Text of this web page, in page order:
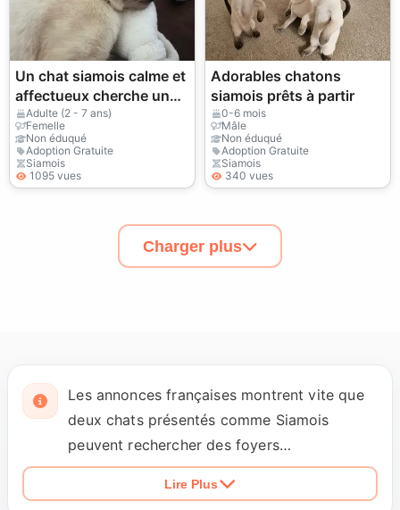
Un chat siamois calme et
affectueux cherche un
nouveau foyer.
Adulte (2 - 7 ans)
Femelle
Non éduqué
Adoption Gratuite
Siamois
1095 vues
Adorables chatons
siamois prêts à partir
0-6 mois
Mâle
Non éduqué
Adoption Gratuite
Siamois
340 vues
Charger plus
Les annonces françaises montrent vite que
deux chats présentés comme Siamois
peuvent rechercher des foyers
complètement opposés. L'un peut avoir
besoin d'un jeune compagnon félin pour
Lire Plus